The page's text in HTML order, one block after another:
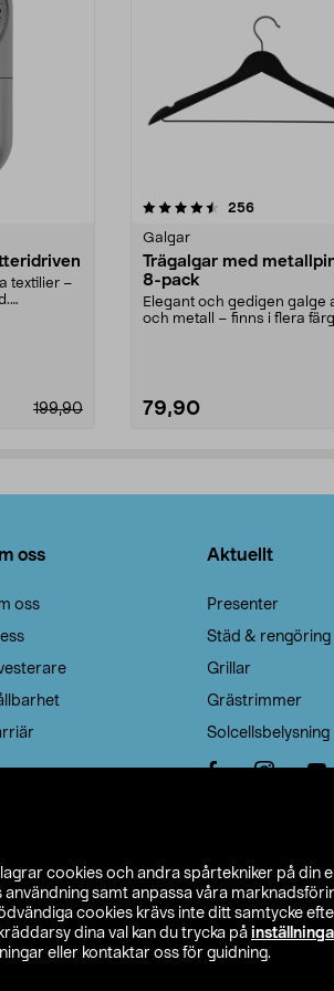
cookies och andra spårtekniker på din
samt anpassa våra
cookies krävs inte ditt samtycke
dina val kan du trycka på
eller kontaktar oss för guidning.
textilier –
199,90
256recensioner
Galgar
Trägalgar med
8-pack
Elegant och gedigen galge
och metall – finns i flera
79,90
4.0av 5 stjärnor
oss
oss
Aktuellt
Presenter
Städ & rengöring
Grillar
Grästrimmer
Solcellsbelysning